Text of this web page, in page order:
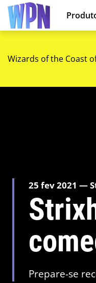
Wizards of the Coast
25 fev 2021 —
Prepare-se